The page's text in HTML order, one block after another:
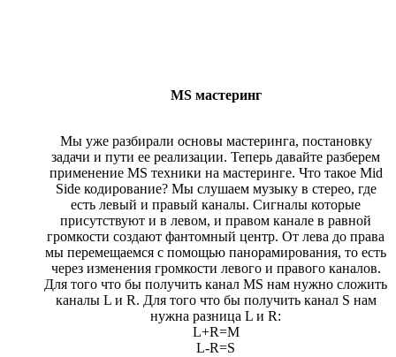
MS мастеринг
Мы уже разбирали основы мастеринга, постановку
задачи и пути ее реализации. Теперь давайте разберем
применение MS техники на мастеринге. Что такое Mid
Side кодирование? Мы слушаем музыку в стерео, где
есть левый и правый каналы. Сигналы которые
присутствуют и в левом, и правом канале в равной
громкости создают фантомный центр. От лева до права
мы перемещаемся с помощью панорамирования, то есть
через изменения громкости левого и правого каналов.
Для того что бы получить канал MS нам нужно сложить
каналы L и R. Для того что бы получить канал S нам
нужна разница L и R:
L+R=M
L-R=S